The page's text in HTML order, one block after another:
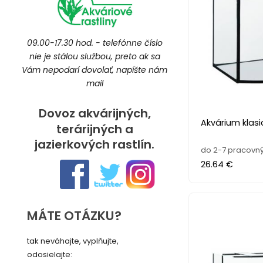
09.00-17.30 hod. - telefónne číslo
nie je stálou službou, preto ak sa
Vám nepodarí dovolať, napíšte nám
mail
Dovoz akvárijných,
terárijných a
jazierkových rastlín.
MÁTE OTÁZKU?
tak neváhajte, vyplňujte,
odosielajte:
Akvárium
do 2-7
26.64 €